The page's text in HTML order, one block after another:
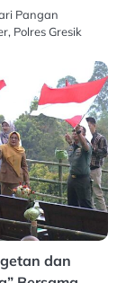
Pangan
Polres Gresik
dan